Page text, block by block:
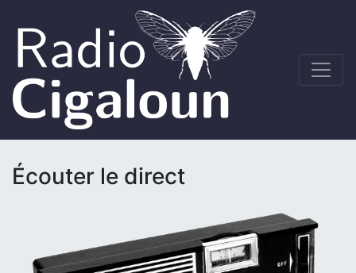
Écouter le direct